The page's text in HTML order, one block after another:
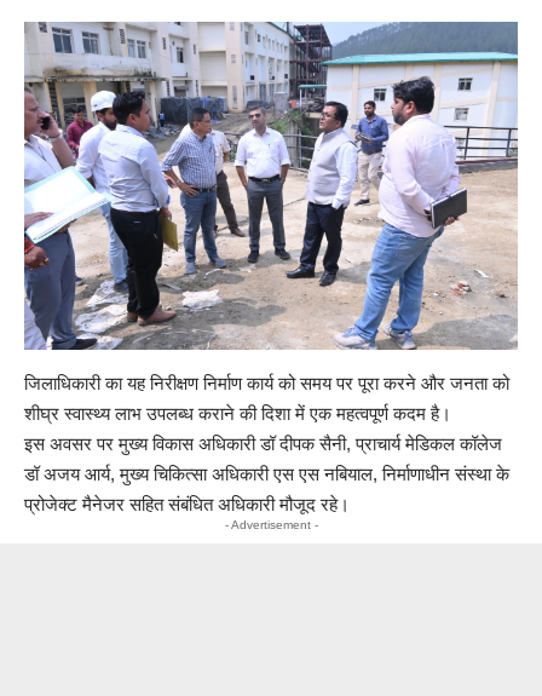
जिलाधिकारी का यह निरीक्षण निर्माण कार्य को समय पर पूरा करने और जनता को
शीघ्र स्वास्थ्य लाभ उपलब्ध कराने की दिशा में एक महत्वपूर्ण कदम है।
इस अवसर पर मुख्य विकास अधिकारी डॉ दीपक सैनी, प्राचार्य मेडिकल कॉलेज
डॉ अजय आर्य, मुख्य चिकित्सा अधिकारी एस एस नबियाल, निर्माणाधीन संस्था के
प्रोजेक्ट मैनेजर सहित संबंधित अधिकारी मौजूद रहे।
- Advertisement -